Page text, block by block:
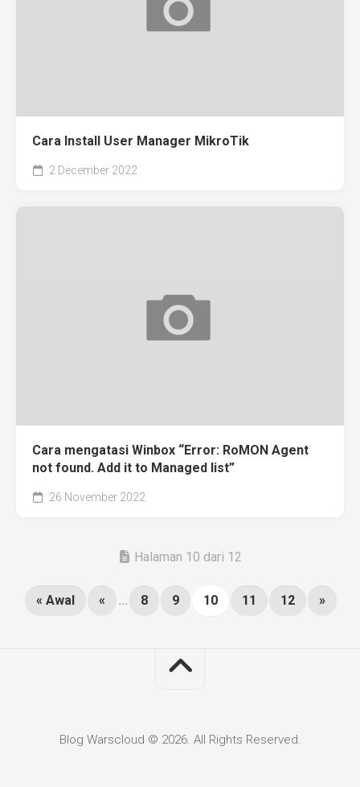
Cara Install User Manager MikroTik
2 December 2022
Cara mengatasi Winbox “Error: RoMON Agent
not found. Add it to Managed list”
26 November 2022
Halaman 10 dari 12
« Awal « ... 8 9 10 11 12 »
Blog Warscloud © 2026. All Rights Reserved.